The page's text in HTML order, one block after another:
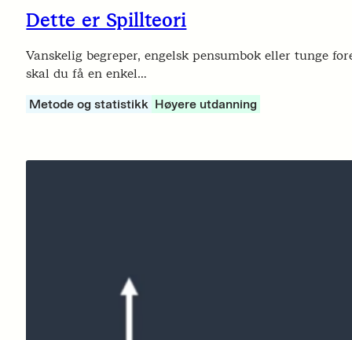
Dette er Spillteori
Vanskelig begreper, engelsk pensumbok eller tunge
skal du få en enkel…
Metode og statistikk Høyere utdanning